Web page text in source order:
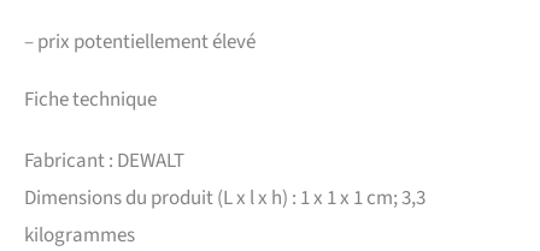
–prix potentiellement élevé
Fiche technique
Fabricant : DEWALT
Dimensions du produit (L x l x h) : 1 x 1 x 1 cm; 3,3
kilogrammes